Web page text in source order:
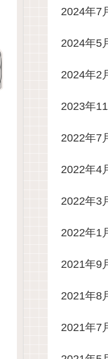
2024年7
2024年5
2024年2
2023年11
2022年7
2022年4
2022年3
2022年1
2021年9
2021年8
2021年7